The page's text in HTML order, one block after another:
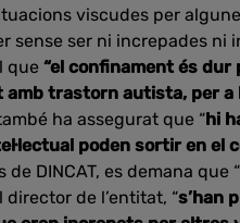
viscudes per
sense ser ni increpades ni
que “el confinament és
amb trastorn autista, per
ha assegurat que “hi
poden sortir en el
DINCAT, es demana que “
de l’entitat, “s’han